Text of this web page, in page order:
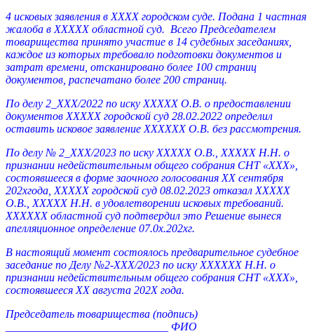
4 исковых заявления в ХХХХ городском суде. Подана 1 частная
жалоба в ХХХХХ областной суд. Всего Председателем
товарищества принято участие в 14 судебных заседаниях,
каждое из которых требовало подготовки документов и
затрат времени, отсканировано более 100 страниц
документов, распечатано более 200 страниц.
По делу 2_ХХХ/2022 по иску ХХХХХ О.В. о предоставлении
документов ХХХХХ городской суд 28.02.2022 определил
оставить исковоезаявление ХХХХХХ О.В. без рассмотрения.
По делу № 2_ХХХ/2023 по иску ХХХХХ О.В., ХХХХХ Н.Н. о
признании недействительным общего собрания СНТ «ХХХ»,
состоявшееся в форме заочного голосования ХХ сентября
202хгода, ХХХХХ городской суд 08.02.2023 отказал ХХХХХ
О.В., ХХХХХ Н.Н. в удовлетворении исковых требований.
ХХХХХХ областной суд подтвердил это Решение вынеся
апелляционное определение 07.0х.202хг.
В настоящий момент состоялось предварительное судебное
заседание по Делу №2-ХХХ/2023 по иску ХХХХХХ Н.Н. о
признании недействительным общего собрания СНТ «ХХХ»,
состоявшееся ХХ августа 202Х года.
Председатель товарищества (подпись)
_____________________________ ФИО